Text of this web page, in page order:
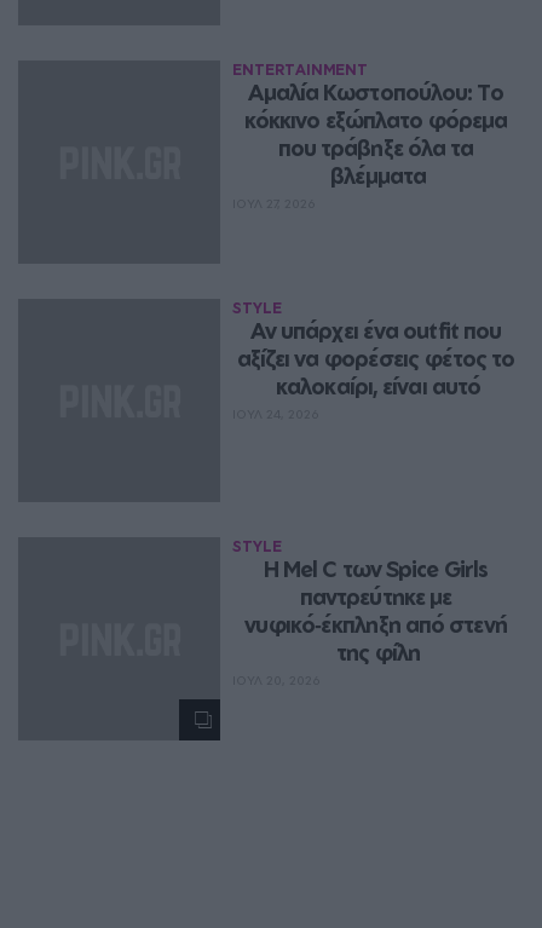
ENTERTAINMENT
Αμαλία Κωστοπούλου: Το
κόκκινο εξώπλατο φόρεμα
που τράβηξε όλα τα
βλέμματα
STYLE
Αν υπάρχει ένα outfit που
αξίζει να φορέσεις φέτος το
καλοκαίρι, είναι αυτό
STYLE
Η Mel C των Spice Girls
παντρεύτηκε με
νυφικό‑έκπληξη από στενή
της φίλη